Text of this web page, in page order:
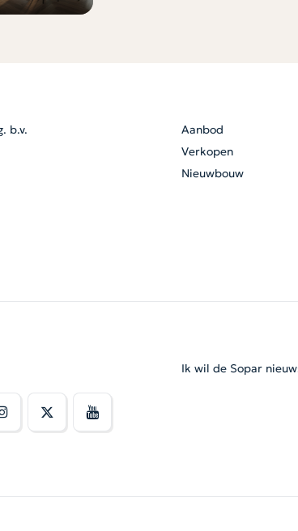
b.v.
Aanbod
Verkopen
Nieuwbouw
Ik wil de Sopar